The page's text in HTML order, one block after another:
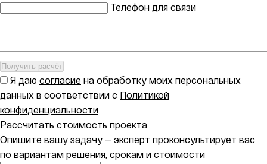
Телефон для связи
Получить расчёт
Я даю согласие на обработку моих персональных
данных в соответствии с Политикой
конфиденциальности
Рассчитать стоимость проекта
Опишите вашу задачу — эксперт проконсультирует вас
по вариантам решения, срокам и стоимости